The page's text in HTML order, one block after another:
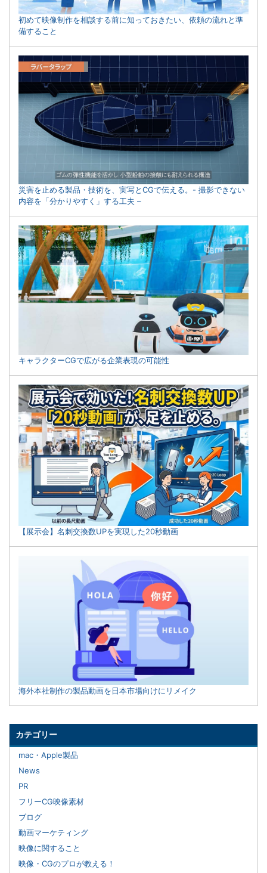
初めて映像制作を相談する前に知っておきたい、依頼の流れと準
備すること
災害を止める製品・技術を、実写とCGで伝える。- 撮影できない
内容を「分かりやすく」する工夫 –
キャラクターCGで広がる企業表現の可能性
【展示会】名刺交換数UPを実現した20秒動画
海外本社制作の製品動画を日本市場向けにリメイク
カテゴリー
mac・Apple製品
News
PR
フリーCG映像素材
ブログ
動画マーケティング
映像に関すること
映像・CGのプロが教える！